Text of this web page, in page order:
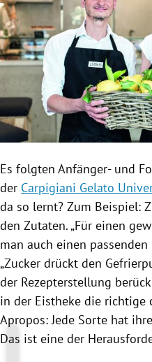
Es folgten Anfänger- und
der Carpigiani Gelato
da so lernt? Zum Beispiel:
den Zutaten. „Für einen
man auch einen
„Zucker drückt den
der Rezepterstellung
in der Eistheke die richtige
Apropos: Jede Sorte hat
Das ist eine der